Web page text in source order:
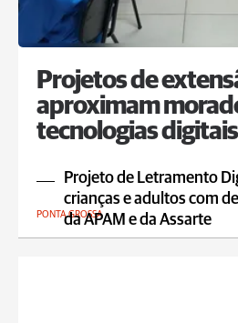
Projetos de
aproximam
tecnologias digitais
Projeto de Letramento
crianças e adultos com
da APAM e da Assarte
PONTA GROSSA